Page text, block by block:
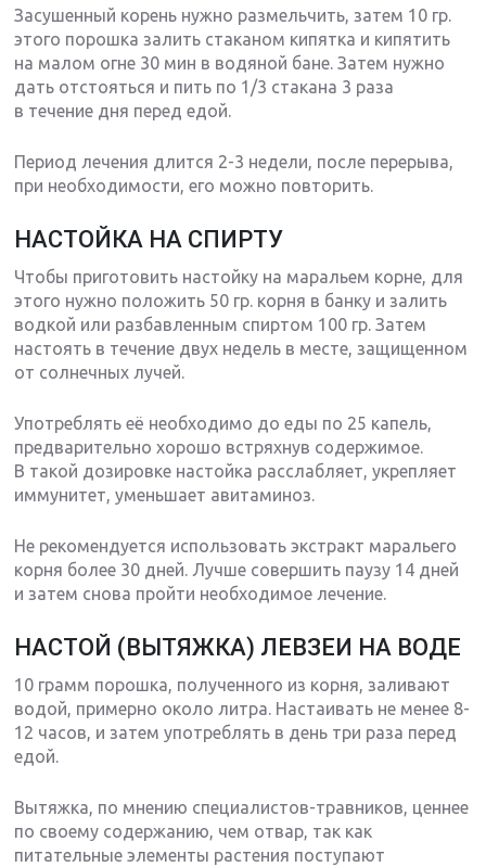
Засушенный корень нужно размельчить, затем 10 гр.
этого порошка залить стаканом кипятка и кипятить
на малом огне 30 мин в водяной бане. Затем нужно
дать отстояться и пить по 1/3 стакана 3 раза
в течение дня перед едой.
Период лечения длится 2-3 недели, после перерыва,
при необходимости, его можно повторить.
НАСТОЙКА НА СПИРТУ
Чтобы приготовить настойку на маральем корне, для
этого нужно положить 50 гр. корня в банку и залить
водкой или разбавленным спиртом 100 гр. Затем
настоять в течение двух недель в месте, защищенном
от солнечных лучей.
Употреблять её необходимо до еды по 25 капель,
предварительно хорошо встряхнув содержимое.
В такой дозировке настойка расслабляет, укрепляет
иммунитет, уменьшает авитаминоз.
Не рекомендуется использовать экстракт маральего
корня более 30 дней. Лучше совершить паузу 14 дней
и затем снова пройти необходимое лечение.
НАСТОЙ (ВЫТЯЖКА) ЛЕВЗЕИ НА ВОДЕ
10 грамм порошка, полученного из корня, заливают
водой, примерно около литра. Настаивать не менее 8-
12 часов, и затем употреблять в день три раза перед
едой.
Вытяжка, по мнению специалистов-травников, ценнее
по своему содержанию, чем отвар, так как
питательные элементы растения поступают